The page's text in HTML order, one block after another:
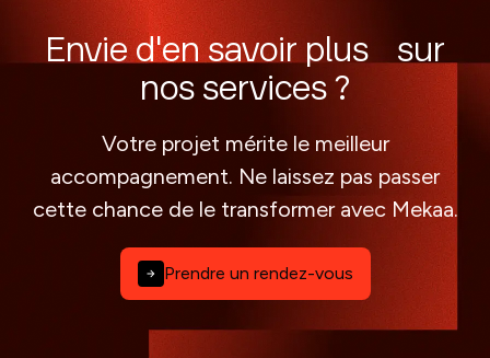
Envie d'en savoir plus sur
nos services ?
Votre projet mérite le meilleur
accompagnement. Ne laissez pas passer
cette chance de le transformer avec Mekaa.
Prendre un rendez-vous